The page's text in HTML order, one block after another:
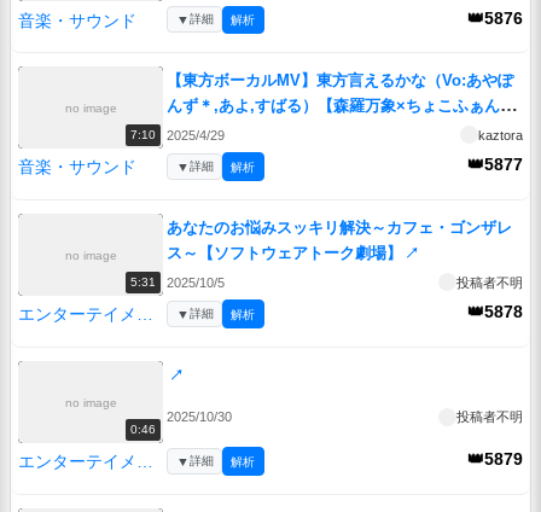
音楽・サウンド 👑5876
▼詳細 解析
no image
7:10
【東方ボーカルMV】東方言えるかな（Vo:あやぽ
んず＊,あよ,すばる）【森羅万象×ちょこふぁん】
↗
2025/4/29 kaztora
音楽・サウンド 👑5877
▼詳細 解析
no image
5:31
あなたのお悩みスッキリ解決～カフェ・ゴンザレ
ス～【ソフトウェアトーク劇場】
↗
2025/10/5 投稿者不明
エンターテイメント 👑5878
▼詳細 解析
no image
0:46
↗
2025/10/30 投稿者不明
エンターテイメント 👑5879
▼詳細 解析